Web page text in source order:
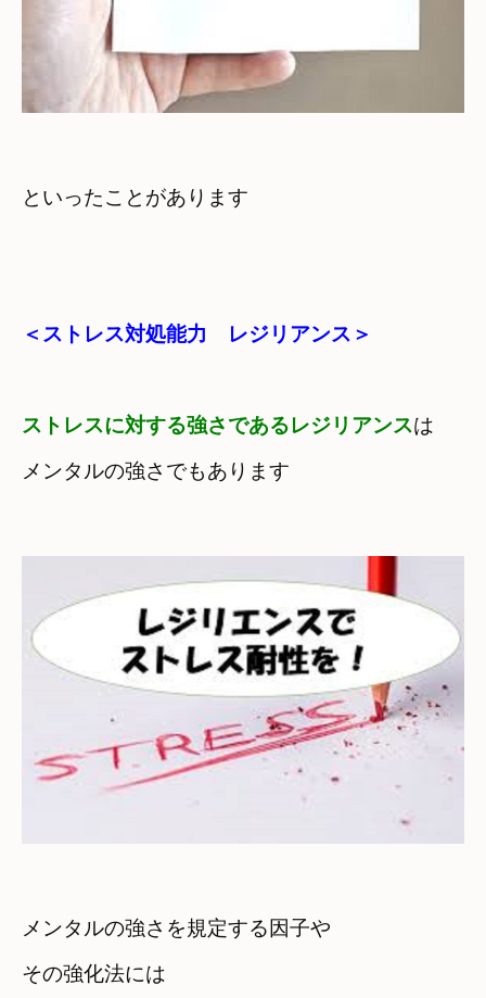
といったことがあります
＜ストレス対処能力　レジリアンス＞
ストレスに対する強さであるレジリアンスは
メンタルの強さでもあります
メンタルの強さを規定する因子や
その強化法には